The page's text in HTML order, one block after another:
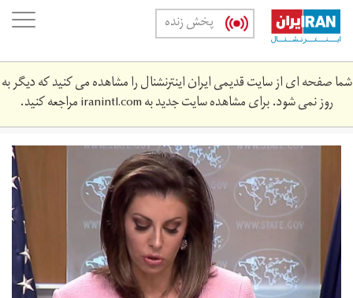
Skip
main
content
پخش زنده
شما صفحه ای از سایت قدیمی ایران اینترنشنال را مشاهده می کنید که دیگر به
روز نمی شود. برای مشاهده سایت جدید بهiranintl.comمراجعه کنید.
capture.jpg